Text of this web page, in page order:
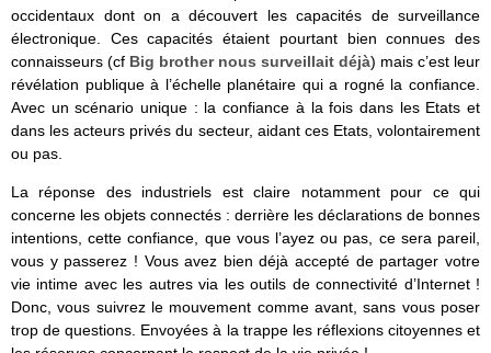
occidentaux dont on a découvert les capacités de surveillance
électronique. Ces capacités étaient pourtant bien connues des
connaisseurs (cf Big brother nous surveillait déjà) mais c’est leur
révélation publique à l’échelle planétaire qui a rogné la confiance.
Avec un scénario unique : la confiance à la fois dans les Etats et
dans les acteurs privés du secteur, aidant ces Etats, volontairement
ou pas.
La réponse des industriels est claire notamment pour ce qui
concerne les objets connectés : derrière les déclarations de bonnes
intentions, cette confiance, que vous l’ayez ou pas, ce sera pareil,
vous y passerez ! Vous avez bien déjà accepté de partager votre
vie intime avec les autres via les outils de connectivité d’Internet !
Donc, vous suivrez le mouvement comme avant, sans vous poser
trop de questions. Envoyées à la trappe les réflexions citoyennes et